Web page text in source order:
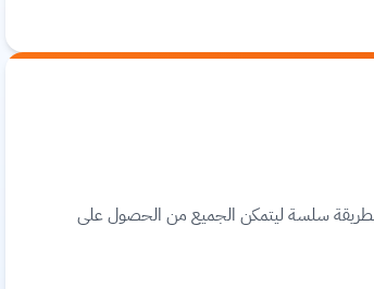
بطريقة سلسة ليتمكن الجميع من الحصول على